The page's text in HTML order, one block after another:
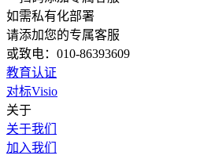
如需私有化部署
请添加您的专属客服
或致电：010-86393609
教育认证
对标Visio
关于
关于我们
加入我们